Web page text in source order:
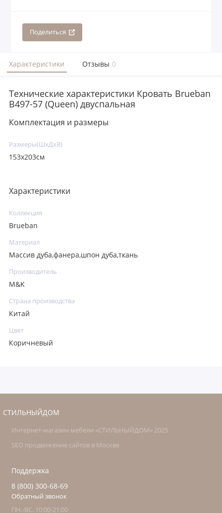
Поделиться
Характеристики Отзывы 0
Технические характеристики Кровать Brueban
B497-57 (Queen) двуспальная
Комплектация и размеры
Размеры(ШхДхВ)
153х203см
Характеристики
Коллекция
Brueban
Материал
Массив дуба,фанера,шпон дуба,ткань
Производитель
M&K
Страна производства
Китай
Цвет
Коричневый
СТИЛЬНЫЙДОМ
Интернет-магазин мебели «СТИЛЬНЫЙДОМ» 2025
SEO продвижение сайтов в Москве
Поддержка
8 (800) 300-68-69
Обратный звонок
ПН.-ВС. 10:00-21:00